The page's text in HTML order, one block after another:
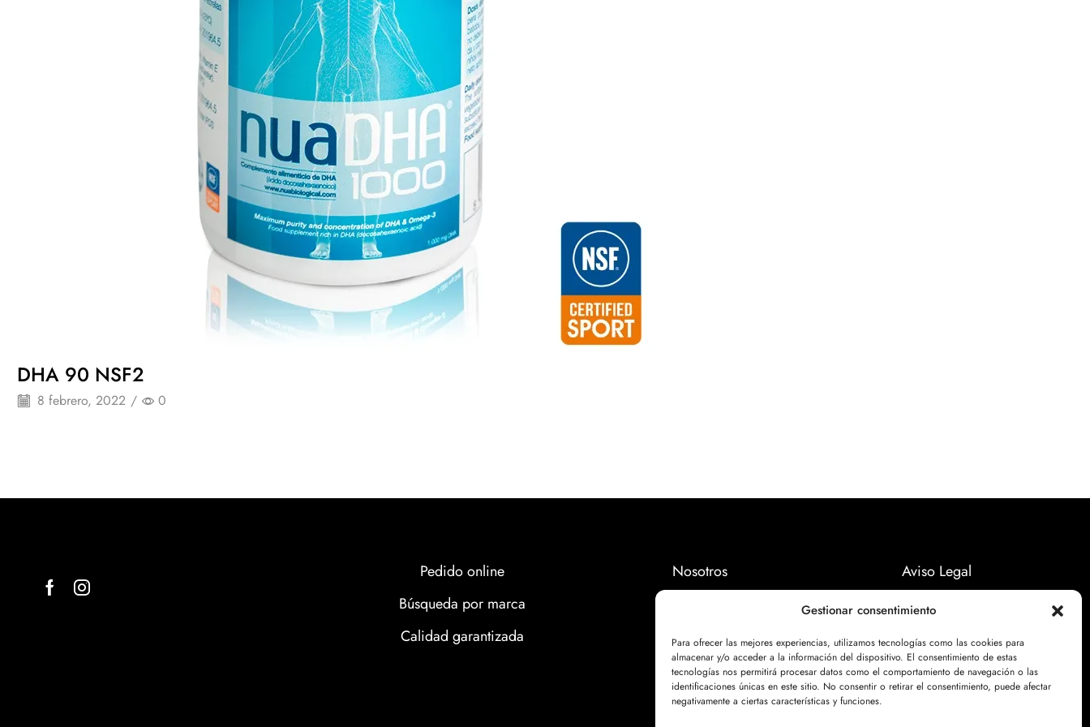
Gestionar consentimiento
Para ofrecer las mejores experiencias, utilizamos tecnologías como las cookies para
almacenar y/o acceder a la información del dispositivo. El consentimiento de estas
tecnologías nos permitirá procesar datos como el comportamiento de navegación o las
identificaciones únicas en este sitio. No consentir o retirar el consentimiento, puede afectar
negativamente a ciertas características y funciones.
DHA 90 NSF2
8 febrero, 2022 / 0
Pedido online
Búsqueda por marca
Calidad garantizada
Nosotros
Calidad
Noticias
Aviso Legal
Políticas Privacidad
Politicas Cookies